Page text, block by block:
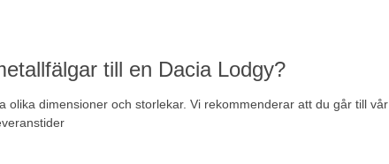
till en Dacia Lodgy?
olika dimensioner och storlekar. Vi rekommenderar att du går till vår